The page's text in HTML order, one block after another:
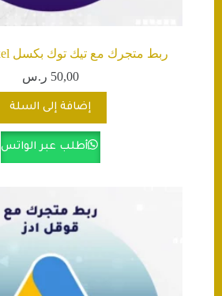
ربط متجرك مع تيك توك بكسل TikTok Pixel🌟
50,00 ر.س
إضافة إلى السلة
أطلب عبر الواتس